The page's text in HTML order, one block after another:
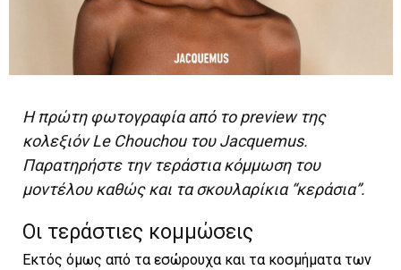
Η πρώτη φωτογραφία από το preview της
κολεξιόν Le Chouchou του Jacquemus.
Παρατηρήστε την τεράστια κόμμωση του
μοντέλου καθώς και τα σκουλαρίκια “κεράσια”.
Οι τεράστιες κομμώσεις
Εκτός όμως από τα εσώρουχα και τα κοσμήματα των